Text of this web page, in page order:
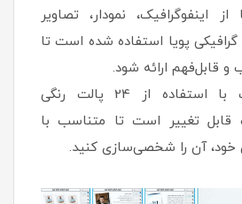
اینفوگرافیک، نمودار، تصاویر
پویا استفاده شده است تا
قابل‌فهم ارائه شود.
رنگ‌بندی این قالب با استفاده از 24 پالت رنگی
قابل تغییر است تا متناسب با
آن را شخصی‌سازی کنید.